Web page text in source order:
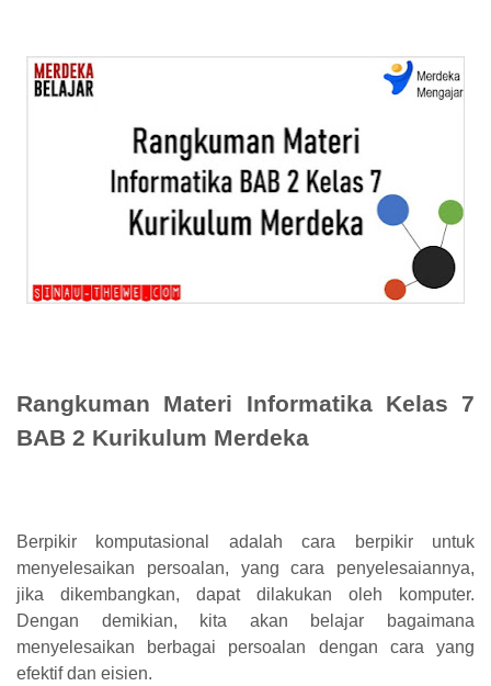
Rangkuman Materi Informatika Kelas 7
BAB 2 Kurikulum Merdeka
Berpikir komputasional adalah cara berpikir untuk
menyelesaikan persoalan, yang cara penyelesaiannya,
jika dikembangkan, dapat dilakukan oleh komputer.
Dengan demikian, kita akan belajar bagaimana
menyelesaikan berbagai persoalan dengan cara yang
efektif dan eisien.